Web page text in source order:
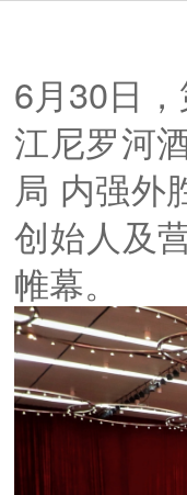
6月30日
江尼罗河
局 内强外
创始人及
帷幕。